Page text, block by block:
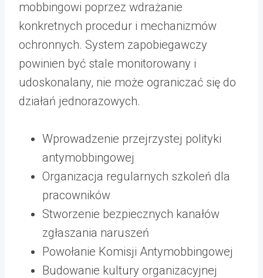
mobbingowi poprzez wdrażanie
konkretnych procedur i mechanizmów
ochronnych. System zapobiegawczy
powinien być stale monitorowany i
udoskonalany, nie może ograniczać się do
działań jednorazowych.
Wprowadzenie przejrzystej polityki
antymobbingowej
Organizacja regularnych szkoleń dla
pracowników
Stworzenie bezpiecznych kanałów
zgłaszania naruszeń
Powołanie Komisji Antymobbingowej
Budowanie kultury organizacyjnej